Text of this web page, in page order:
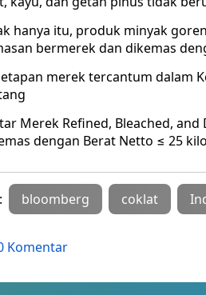
hanya itu, produk minyak
bermerek dan dikemas
merek tercantum dalam
Merek Refined, Bleached,
dengan Berat Netto ≤ 25
bloomberg coklat
Komentar